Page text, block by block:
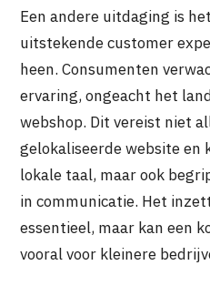
Een andere uitdaging is
uitstekende customer
heen. Consumenten
ervaring, ongeacht het
webshop. Dit vereist niet
gelokaliseerde website en
lokale taal, maar ook
in communicatie. Het
essentieel, maar kan een
vooral voor kleinere